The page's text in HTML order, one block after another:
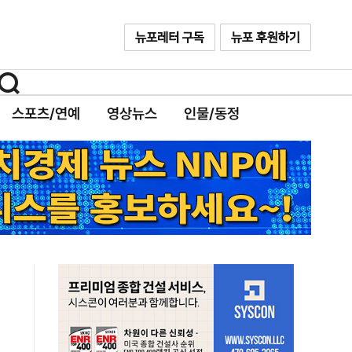
스포츠/연예 영상뉴스 인물/동정